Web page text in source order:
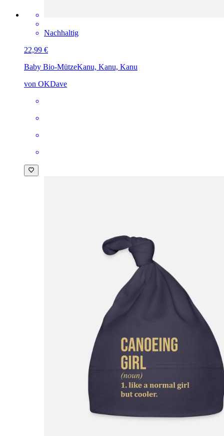
Nachhaltig
22,99 €
Baby Bio-MützeKanu, Kanu, Kanu
von OKDave